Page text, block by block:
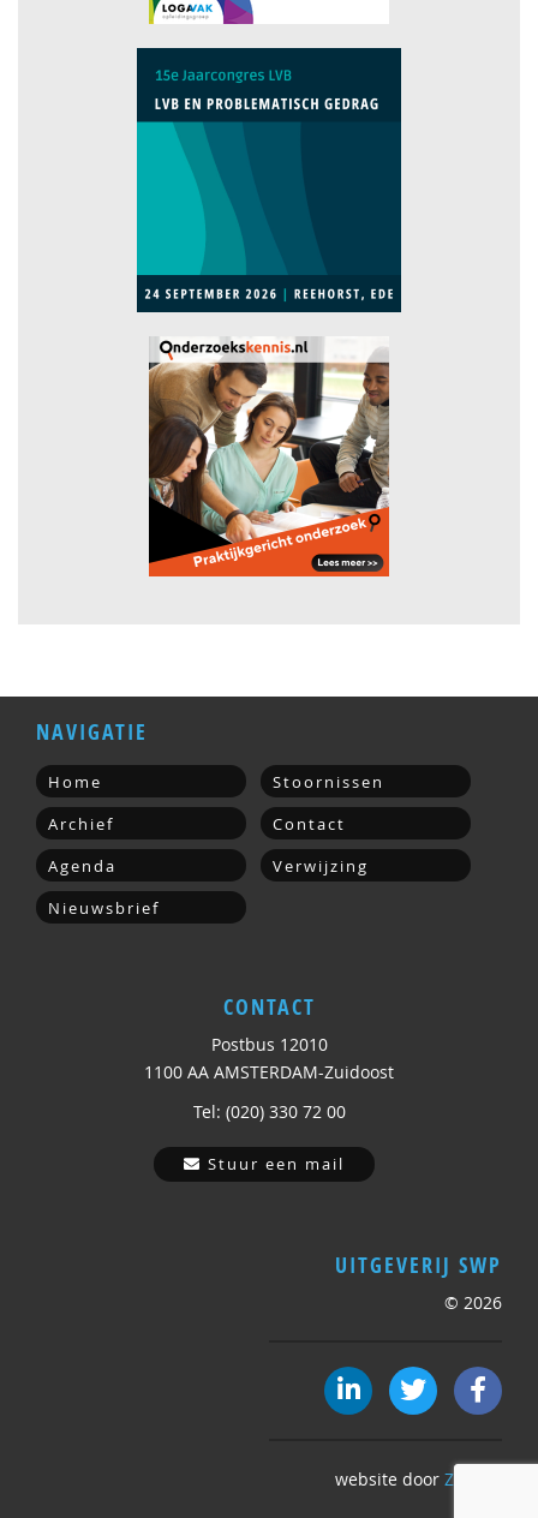
NAVIGATIE
Home
Stoornissen
Archief
Contact
Agenda
Verwijzing
Nieuwsbrief
CONTACT
Postbus 12010
1100 AA AMSTERDAM-Zuidoost
Tel: (020) 330 72 00
Stuur een mail
UITGEVERIJ SWP
© 2026
website door ZesBee